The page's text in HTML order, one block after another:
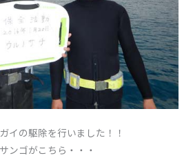
イの駆除を行いました！！
ンゴがこちら・・・